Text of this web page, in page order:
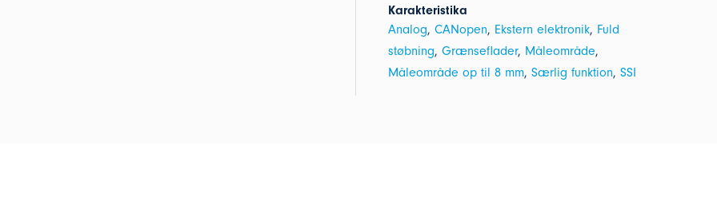
Karakteristika
Analog,CANopen, Ekstern elektronik, Fuld
støbning,Grænseflader, Måleområde,
Måleområde op til 8 mm,Særlig funktion,SSI